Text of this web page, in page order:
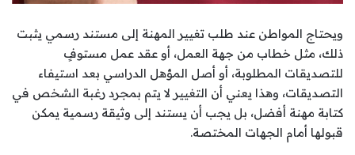
ويحتاج المواطن عند طلب تغيير المهنة إلى مستند رسمي يثبت
ذلك، مثل خطاب من جهة العمل، أو عقد عمل مستوفٍ
للتصديقات المطلوبة، أو أصل المؤهل الدراسي بعد استيفاء
التصديقات، وهذا يعني أن التغيير لا يتم بمجرد رغبة الشخص في
كتابة مهنة أفضل، بل يجب أن يستند إلى وثيقة رسمية يمكن
قبولها أمام الجهات المختصة.